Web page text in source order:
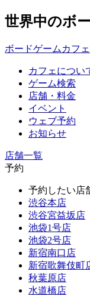
世界中のボ
ボードゲームカフェ
カフェについ
ゲーム検索
店舗・料金
イベント
ウェブ予約
お知らせ
店舗一覧
予約
予約したい店
渋谷本店
渋谷宮益坂店
池袋1号店
池袋2号店
新宿南口店
新宿歌舞伎町
秋葉原店
水道橋店